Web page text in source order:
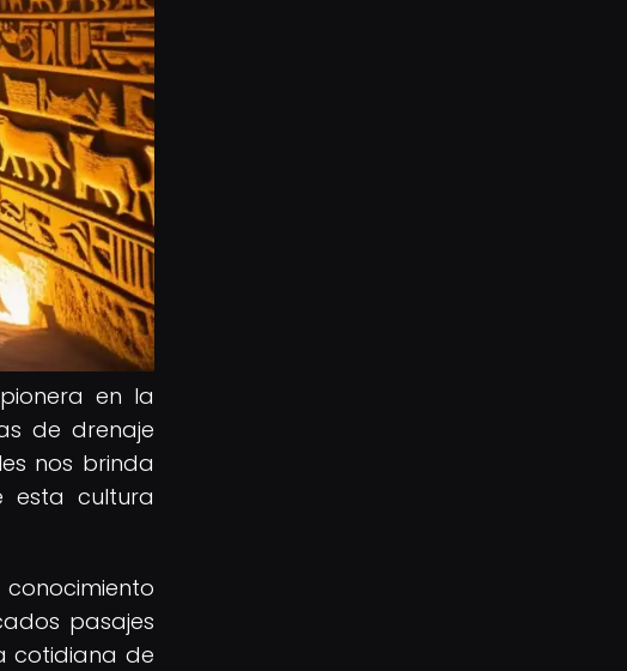
en la
de drenaje
nos brinda
esta cultura
pasajes
cotidiana de